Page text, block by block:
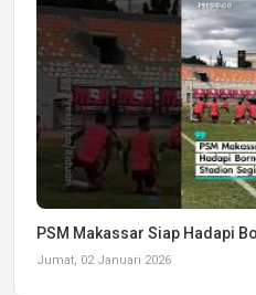
PSM Makassar Siap Hadapi
Jumat, 02 Januari 2026